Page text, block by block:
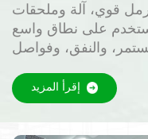
قوي، آلة وملحقات
على نطاق واسع
والنفق، وفواصل
إقرأ المزيد